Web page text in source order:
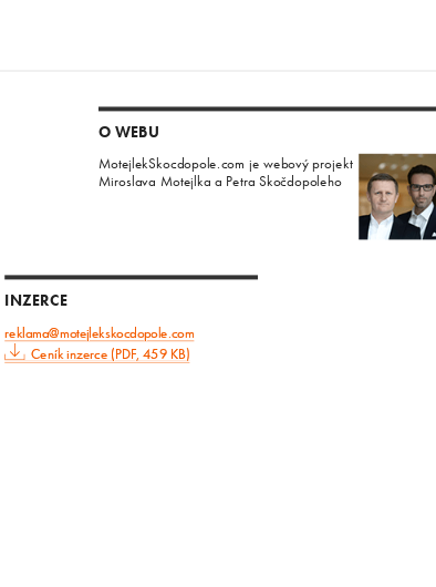
O WEBU
MotejlekSkocdopole.com je webový projekt
Miroslava Motejlka a Petra Skočdopoleho
INZERCE
reklama@motejlekskocdopole.com
Ceník inzerce (PDF, 459 KB)